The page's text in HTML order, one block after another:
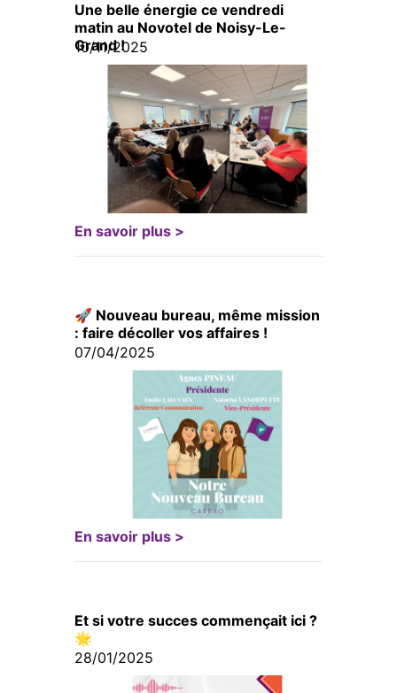
Une belle énergie ce vendredi
matin au Novotel de Noisy-Le-
Grand !
10/11/2025
En savoir plus >
🚀 Nouveau bureau, même mission
: faire décoller vos affaires !
07/04/2025
En savoir plus >
Et si votre succes commençait ici ?
🌟
28/01/2025